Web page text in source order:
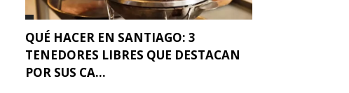
QUÉ HACER EN SANTIAGO: 3
TENEDORES LIBRES QUE DESTACAN
POR SUS CA...